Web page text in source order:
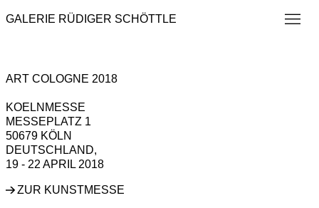
GALERIE RÜDIGER SCHÖTTLE
ART COLOGNE 2018
KOELNMESSE
MESSEPLATZ 1
50679 KÖLN
DEUTSCHLAND,
19 - 22 APRIL 2018